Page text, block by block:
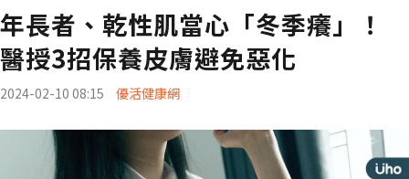
年長者、乾性肌當心「冬季癢」！
醫授3招保養皮膚避免惡化
2024-02-10 08:15 優活健康網